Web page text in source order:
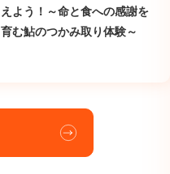
えよう！～命と食への感謝を
育む鮎のつかみ取り体験～